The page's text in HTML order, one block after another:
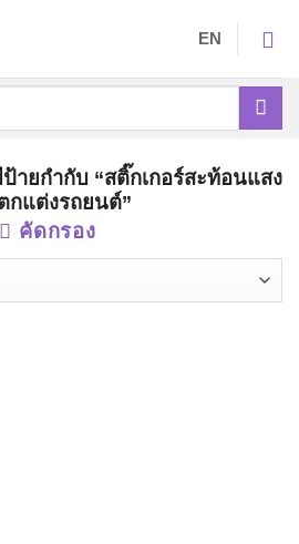
EN
ายกำกับ “สติ๊กเกอร์สะท้อนแสง
กแต่งรถยนต์”
คัดกรอง